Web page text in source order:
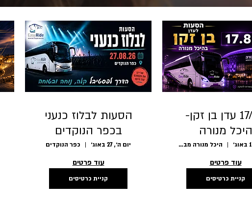
17/08 עדן בן זקן-
היכל מנורה
היכל מנורה מבטחים
עוד פרטים
קניית כרטיסים
הסעות לבלוז כנעני
בכפר הנוקדים
27.08.26
יום ה׳, 27 באוג׳ כפר הנוקדים
עוד פרטים
קניית כרטיסים